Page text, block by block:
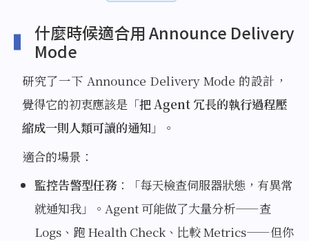
什麼時候適合用 Announce Delivery
Mode
研究了一下 Announce Delivery Mode 的設計，
覺得它的初衷應該是「把 Agent 冗長的執行過程壓
縮成一則人類可讀的通知 」。
適合的場景：
監控告警型任務 ：「每天檢查伺服器狀態，有異常
就通知我」。Agent 可能做了大量分析——查
Logs、跑 Health Check、比較 Metrics——但你